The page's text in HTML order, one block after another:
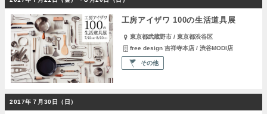
工房アイザワ 100の生活道具展
東京都武蔵野市 / 東京都渋谷区
free design 吉祥寺本店 / 渋谷MODI店
その他
2017年７月30日（日）